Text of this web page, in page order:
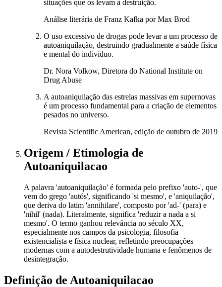
situações que os levam à destruição.
Análise literária de Franz Kafka por Max Brod
O uso excessivo de drogas pode levar a um processo de
autoaniquilação, destruindo gradualmente a saúde física
e mental do indivíduo.
Dr. Nora Volkow, Diretora do National Institute on
Drug Abuse
A autoaniquilação das estrelas massivas em supernovas
é um processo fundamental para a criação de elementos
pesados no universo.
Revista Scientific American, edição de outubro de 2019
Origem / Etimologia de
Autoaniquilacao
A palavra 'autoaniquilação' é formada pelo prefixo 'auto-', que
vem do grego 'autós', significando 'si mesmo', e 'aniquilação',
que deriva do latim 'annihilare', composto por 'ad-' (para) e
'nihil' (nada). Literalmente, significa 'reduzir a nada a si
mesmo'. O termo ganhou relevância no século XX,
especialmente nos campos da psicologia, filosofia
existencialista e física nuclear, refletindo preocupações
modernas com a autodestrutividade humana e fenômenos de
desintegração.
Definição de Autoaniquilacao